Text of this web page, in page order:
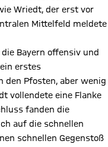
Wriedt, der erst vor
Mittelfeld meldete
Bayern offensiv und
erstes
den Pfosten, aber wenig
vollendete eine Flanke
fanden die
auf die schnellen
schnellen Gegenstoß